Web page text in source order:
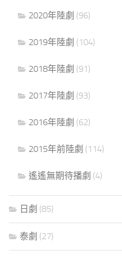
2020年陸劇 (96)
2019年陸劇 (104)
2018年陸劇 (91)
2017年陸劇 (93)
2016年陸劇 (62)
2015年前陸劇 (114)
遙遙無期待播劇 (4)
日劇 (85)
泰劇 (27)